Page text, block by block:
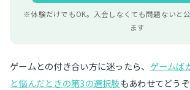
※体験だけでもOK。入会しなくても問題ないと
ます
ゲームとの付き合い方に迷ったら、 ゲームば
と悩んだときの第3の選択肢もあわせてどうぞ